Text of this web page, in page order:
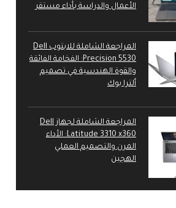
الأعمال والدراسة بأداء مستقر
المراجعة الشاملة للابتوب Dell
Precision 5530: الفخامة الفائقة
والقوة الهندسية في تصميم
ألترا بوك
المراجعة الشاملة لجهاز Dell
Latitude 3310 x360: الأداء
المرن والتصميم العملي
الهجين